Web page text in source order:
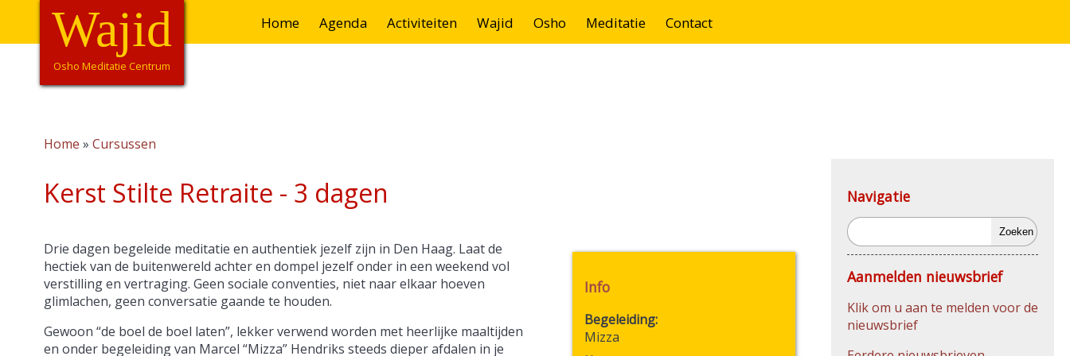
Overslaan
naar
Hoofdnavigatie
Home Agenda Activiteiten Wajid Osho Meditatie Contact
Wajid
Osho Meditatie Centrum
Home Cursussen
Kerst Stilte Retraite - 3 dagen
Info
Begeleiding
Mizza
Drie dagen begeleide meditatie en authentiek jezelf zijn in Den Haag. Laat de
hectiek van de buitenwereld achter en dompel jezelf onder in een weekend vol
verstilling en vertraging. Geen sociale conventies, niet naar elkaar hoeven
glimlachen, geen conversatie gaande te houden.
Gewoon “de boel de boel laten”, lekker verwend worden met heerlijke maaltijden
en onder begeleiding van Marcel “Mizza” Hendriks steeds dieper afdalen in je
Navigatie
Zoeken
Aanmelden nieuwsbrief
Klik om u aan te melden voor de
nieuwsbrief